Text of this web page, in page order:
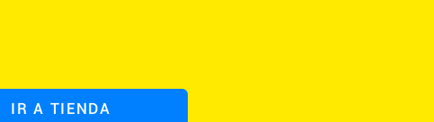
IR A TIENDA